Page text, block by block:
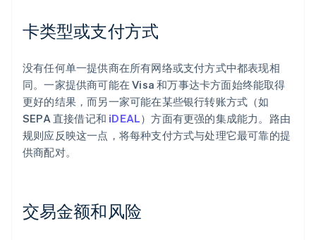
卡类型或支付方式
没有任何单一提供商在所有网络或支付方式中都表现相
同。一家提供商可能在 Visa 和万事达卡方面始终能取得
更好的结果，而另一家可能在某些银行转账方式（如
SEPA 直接借记和 iDEAL）方面有更强的集成能力。路由
规则应反映这一点，将每种支付方式与处理它最可靠的提
供商配对。
交易金额和风险